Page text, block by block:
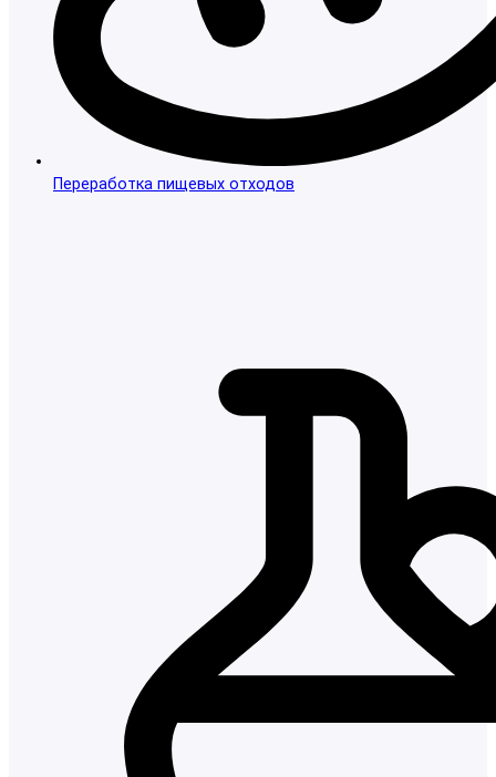
Переработка пищевых отходов